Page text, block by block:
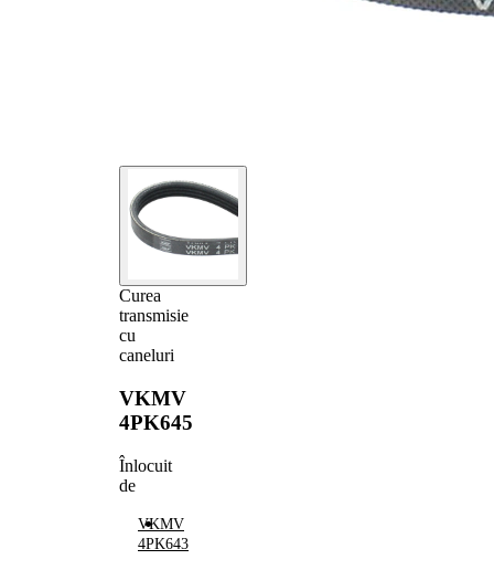
Curea
transmisie
cu
caneluri
VKMV
4PK645
Înlocuit
de
VKMV
4PK643